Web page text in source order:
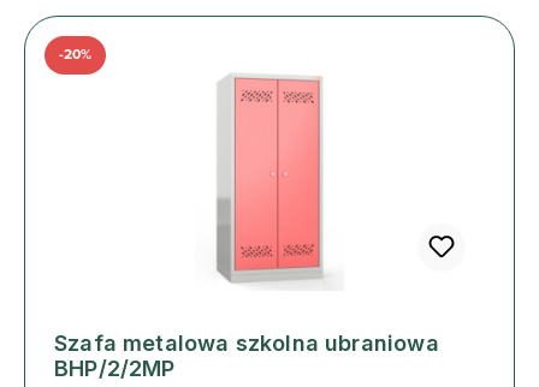
Szafa metalowa szkolna ubraniowa
BHP/2/2MP
-20%